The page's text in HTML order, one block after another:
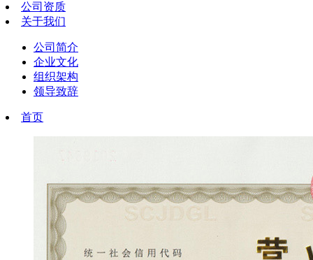
公司资质
关于我们
公司简介
企业文化
组织架构
领导致辞
首页